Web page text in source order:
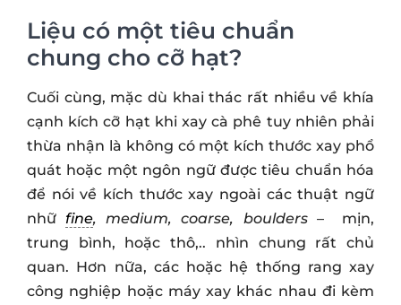
Liệu có một tiêu chuẩn
chung cho cỡ hạt?
Cuối cùng, mặc dù khai thác rất nhiều về khía
cạnh kích cỡ hạt khi xay cà phê tuy nhiên phải
thừa nhận là không có một kích thước xay phổ
quát hoặc một ngôn ngữ được tiêu chuẩn hóa
để nói về kích thước xay ngoài các thuật ngữ
nhữ fine, medium, coarse, boulders– mịn,
trung bình, hoặc thô,.. nhìn chung rất chủ
quan. Hơn nữa, các hoặc hệ thống rang xay
công nghiệp hoặc máy xay khác nhau đi kèm